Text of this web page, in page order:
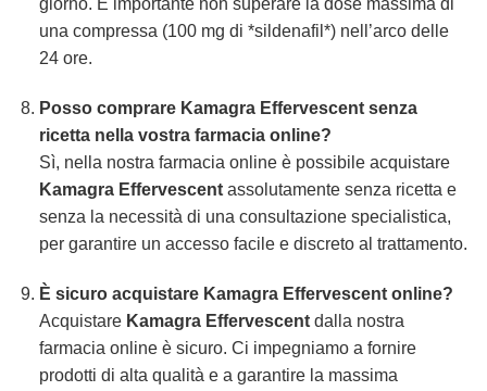
giorno. È importante non superare la dose massima di
una compressa (100 mg di *sildenafil*) nell’arco delle
24 ore.
Posso comprare Kamagra Effervescentsenza
ricetta nella vostra farmacia online?
Sì, nella nostra farmacia online è possibile acquistare
Kamagra Effervescentassolutamente senza ricetta e
senza la necessità di una consultazione specialistica,
per garantire un accesso facile e discreto al trattamento.
È sicuro acquistare Kamagra Effervescentonline?
Acquistare Kamagra Effervescentdalla nostra
farmacia online è sicuro. Ci impegniamo a fornire
prodotti di alta qualità e a garantire la massima